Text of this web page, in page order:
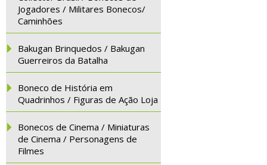
Jogadores / Militares Bonecos/
Caminhões
Bakugan Brinquedos / Bakugan
Guerreiros da Batalha
Boneco de História em
Quadrinhos / Figuras de Ação Loja
Bonecos de Cinema / Miniaturas
de Cinema / Personagens de
Filmes